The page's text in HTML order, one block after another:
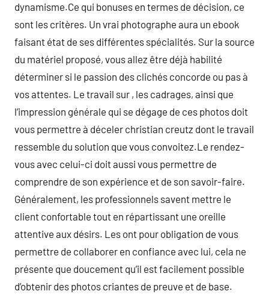
dynamisme.Ce qui bonuses en termes de décision, ce
sont les critères. Un vrai photographe aura un ebook
faisant état de ses différentes spécialités. Sur la source
du matériel proposé, vous allez être déjà habilité
déterminer si le passion des clichés concorde ou pas à
vos attentes. Le travail sur , les cadrages, ainsi que
l’impression générale qui se dégage de ces photos doit
vous permettre à déceler christian creutz dont le travail
ressemble du solution que vous convoitez.Le rendez-
vous avec celui-ci doit aussi vous permettre de
comprendre de son expérience et de son savoir-faire.
Généralement, les professionnels savent mettre le
client confortable tout en répartissant une oreille
attentive aux désirs. Les ont pour obligation de vous
permettre de collaborer en confiance avec lui, cela ne
présente que doucement qu’il est facilement possible
d’obtenir des photos criantes de preuve et de base.